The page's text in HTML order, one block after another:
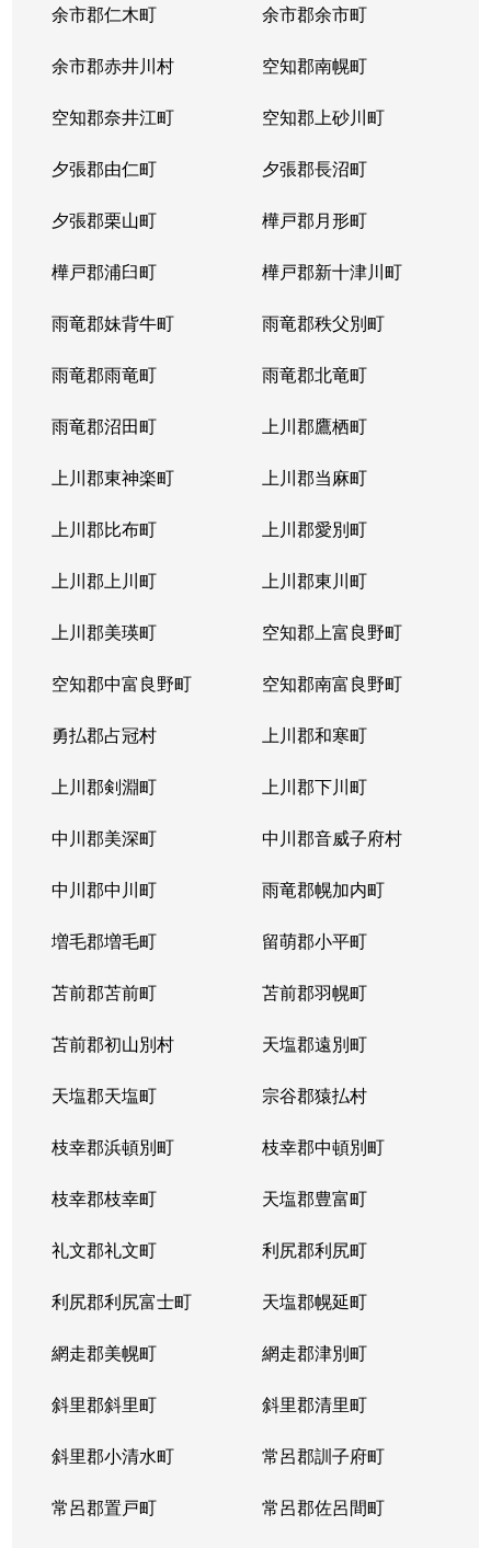
余市郡仁木町 余市郡余市町
余市郡赤井川村 空知郡南幌町
空知郡奈井江町 空知郡上砂川町
夕張郡由仁町 夕張郡長沼町
夕張郡栗山町 樺戸郡月形町
樺戸郡浦臼町 樺戸郡新十津川町
雨竜郡妹背牛町 雨竜郡秩父別町
雨竜郡雨竜町 雨竜郡北竜町
雨竜郡沼田町 上川郡鷹栖町
上川郡東神楽町 上川郡当麻町
上川郡比布町 上川郡愛別町
上川郡上川町 上川郡東川町
上川郡美瑛町 空知郡上富良野町
空知郡中富良野町 空知郡南富良野町
勇払郡占冠村 上川郡和寒町
上川郡剣淵町 上川郡下川町
中川郡美深町 中川郡音威子府村
中川郡中川町 雨竜郡幌加内町
増毛郡増毛町 留萌郡小平町
苫前郡苫前町 苫前郡羽幌町
苫前郡初山別村 天塩郡遠別町
天塩郡天塩町 宗谷郡猿払村
枝幸郡浜頓別町 枝幸郡中頓別町
枝幸郡枝幸町 天塩郡豊富町
礼文郡礼文町 利尻郡利尻町
利尻郡利尻富士町 天塩郡幌延町
網走郡美幌町 網走郡津別町
斜里郡斜里町 斜里郡清里町
斜里郡小清水町 常呂郡訓子府町
常呂郡置戸町 常呂郡佐呂間町